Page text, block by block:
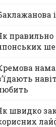
правильно
швидко